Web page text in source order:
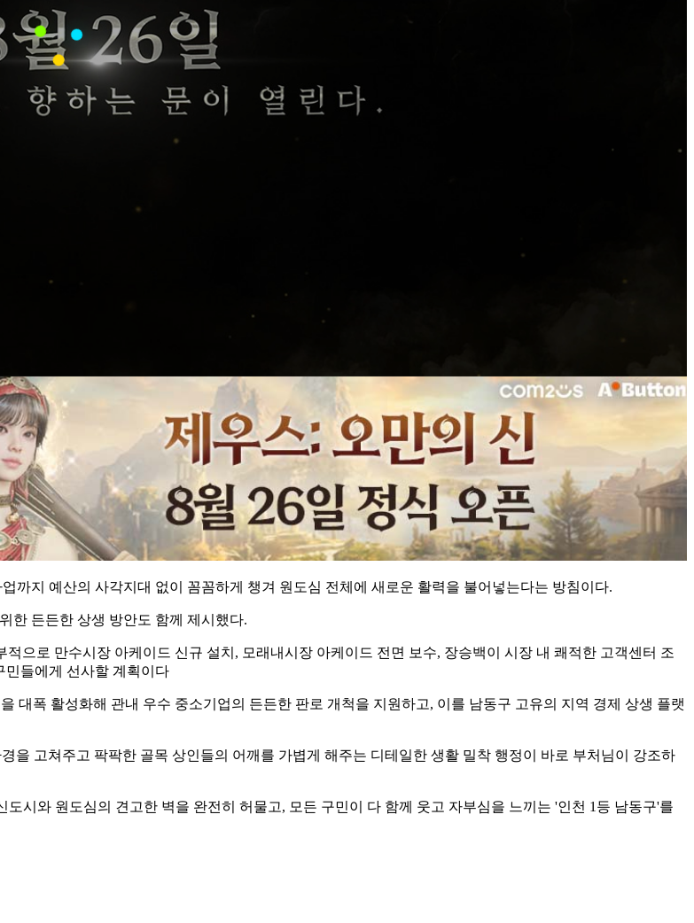
까지 예산의 사각지대 없이 꼼꼼하게 챙겨 원도심 전체에 새로운 활력을 불어넣는다는 방침이다.
한 든든한 상생 방안도 함께 제시했다.
으로 만수시장 아케이드 신규 설치, 모래내시장 아케이드 전면 보수, 장승백이 시장 내 쾌적한 고객센터 조
민들에게 선사할 계획이다
대폭 활성화해 관내 우수 중소기업의 든든한 판로 개척을 지원하고, 이를 남동구 고유의 지역 경제 상생 플랫
을 고쳐주고 팍팍한 골목 상인들의 어깨를 가볍게 해주는 디테일한 생활 밀착 행정이 바로 부처님이 강조하
시와 원도심의 견고한 벽을 완전히 허물고, 모든 구민이 다 함께 웃고 자부심을 느끼는 '인천 1등 남동구'를